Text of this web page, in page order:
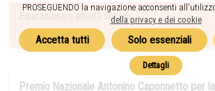
Educazione e attività sociali
Premio Nazionale Antonino Caponnetto per
PROSEGUENDO la navigazione acconsenti
della privacy e dei cookie